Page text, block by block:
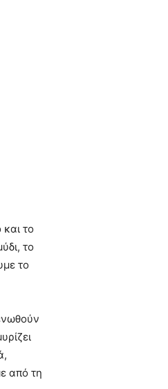
το
το
το
από τη